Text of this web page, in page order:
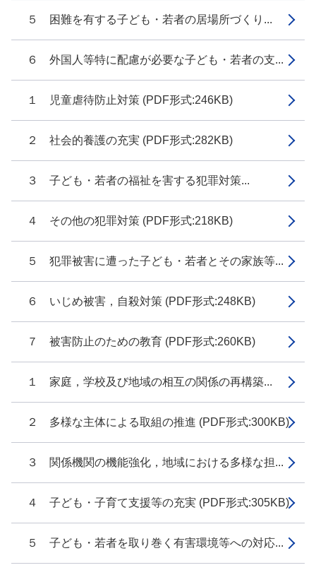
５ 困難を有する子ども・若者の居場所づくり...
６ 外国人等特に配慮が必要な子ども・若者の支...
１ 児童虐待防止対策 (PDF形式:246KB)
２ 社会的養護の充実 (PDF形式:282KB)
３ 子ども・若者の福祉を害する犯罪対策...
４ その他の犯罪対策 (PDF形式:218KB)
５ 犯罪被害に遭った子ども・若者とその家族等...
６ いじめ被害，自殺対策 (PDF形式:248KB)
７ 被害防止のための教育 (PDF形式:260KB)
１ 家庭，学校及び地域の相互の関係の再構築...
２ 多様な主体による取組の推進 (PDF形式:300KB)
３ 関係機関の機能強化，地域における多様な担...
４ 子ども・子育て支援等の充実 (PDF形式:305KB)
５ 子ども・若者を取り巻く有害環境等への対応...